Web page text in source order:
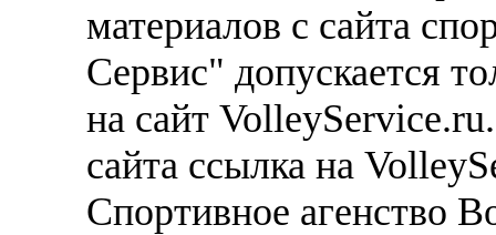
материалов с сайта
Сервис" допускается
на сайт
сайта ссылка на
Спортивное агенство